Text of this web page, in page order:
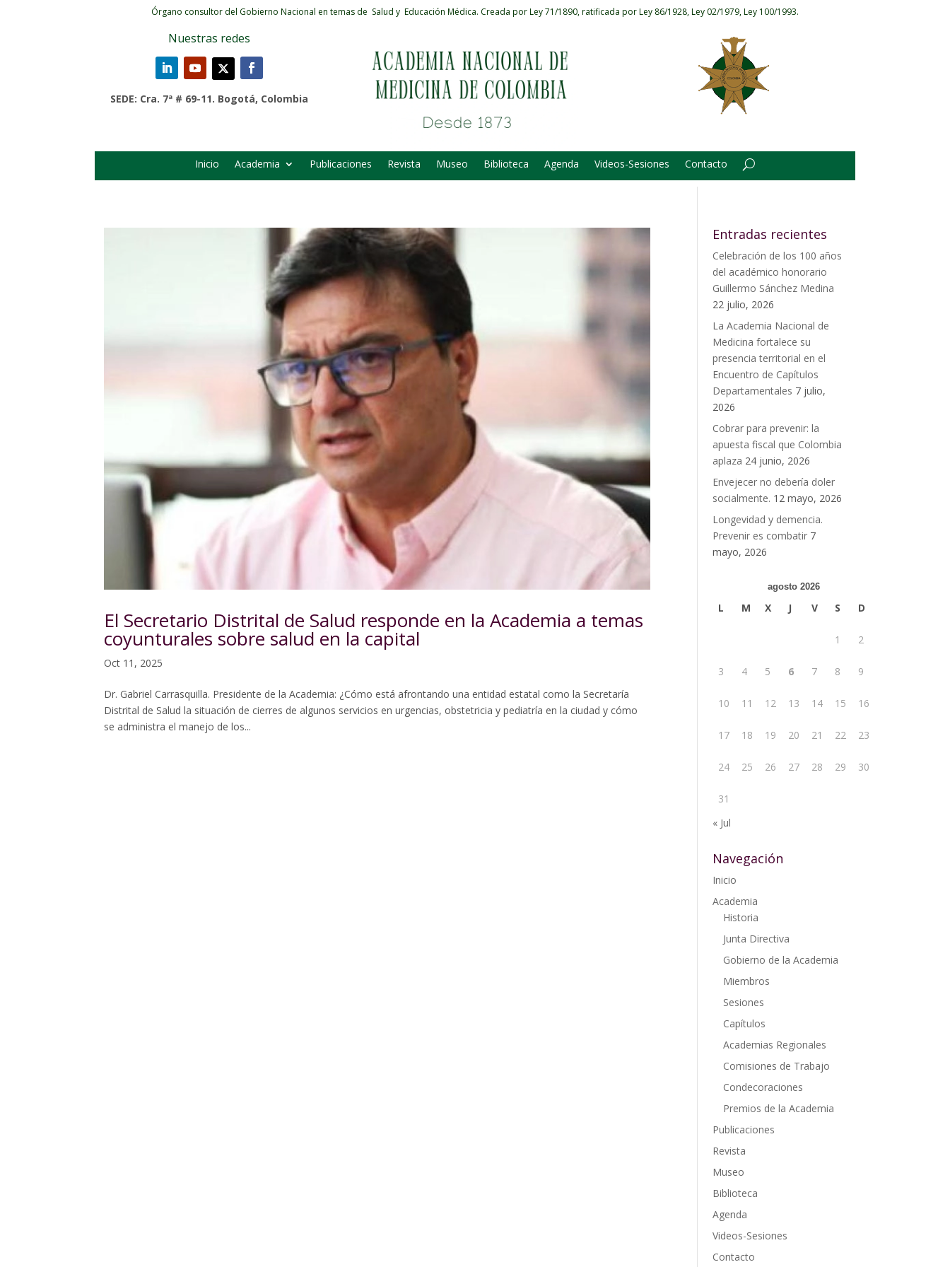
Órgano consultor del Gobierno Nacional en temas de Salud y Educación Médica. Creada por Ley 71/1890, ratificada por Ley 86/1928, Ley 02/1979, Ley 100/1993.
Nuestras redes
SEDE: Cra. 7ª # 69-11. Bogotá, Colombia
Inicio Academia Publicaciones Revista Museo Biblioteca Agenda Videos-Sesiones Contacto
El Secretario Distrital de Salud responde en la Academia a temas
coyunturales sobre salud en la capital
Oct 11, 2025
Dr. Gabriel Carrasquilla. Presidente de la Academia: ¿Cómo está afrontando una entidad estatal como la Secretaría
Distrital de Salud la situación de cierres de algunos servicios en urgencias, obstetricia y pediatría en la ciudad y cómo
se administra el manejo de los...
Entradas recientes
Celebración de los 100 años
del académico honorario
Guillermo Sánchez Medina
22 julio, 2026
La Academia Nacional de
Medicina fortalece su
presencia territorial en el
Encuentro de Capítulos
Departamentales 7 julio,
2026
Cobrar para prevenir: la
apuesta fiscal que Colombia
aplaza 24 junio, 2026
Envejecer no debería doler
socialmente. 12 mayo, 2026
Longevidad y demencia.
Prevenir es combatir 7
mayo, 2026
agosto 2026
L M X J V S D
1 2
3 4 5 6 7 8 9
10 11 12 13 14 15 16
17 18 19 20 21 22 23
24 25 26 27 28 29 30
31
« Jul
Navegación
Inicio
Academia
Historia
Junta Directiva
Gobierno de la Academia
Miembros
Sesiones
Capítulos
Academias Regionales
Comisiones de Trabajo
Condecoraciones
Premios de la Academia
Publicaciones
Revista
Museo
Biblioteca
Agenda
Videos-Sesiones
Contacto